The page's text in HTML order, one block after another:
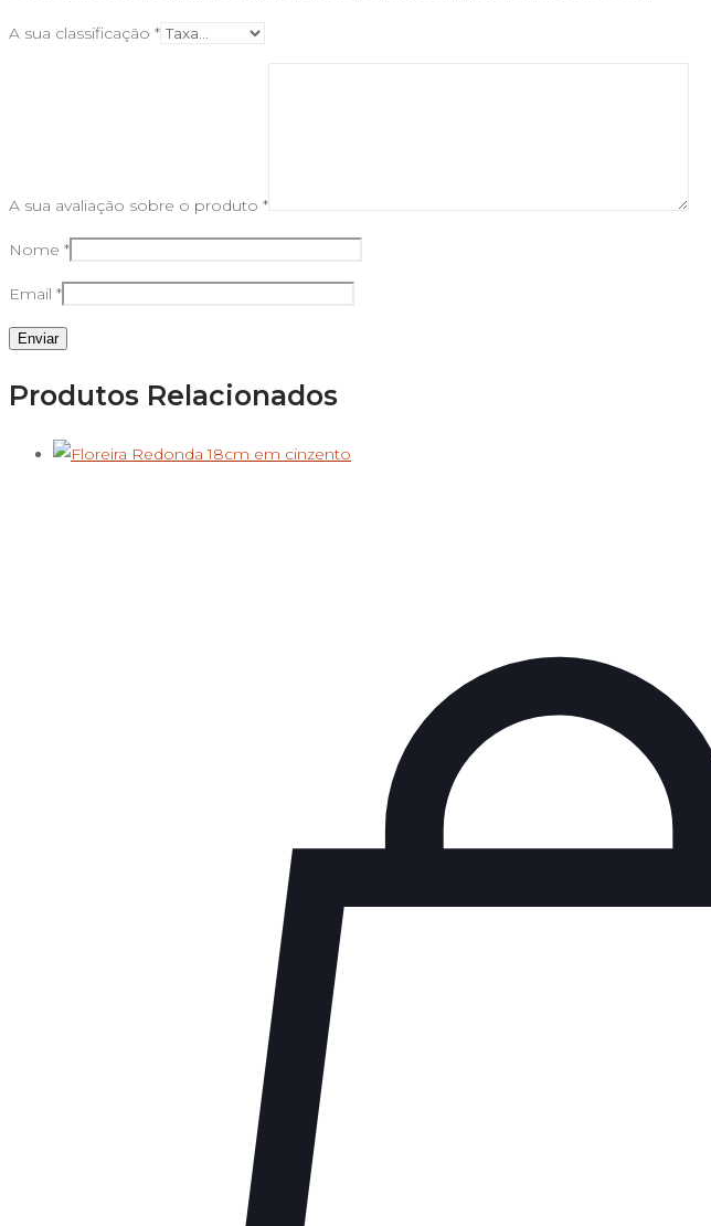
A sua classificação *
A sua avaliação sobre o produto *
Nome *
Email *
Produtos Relacionados